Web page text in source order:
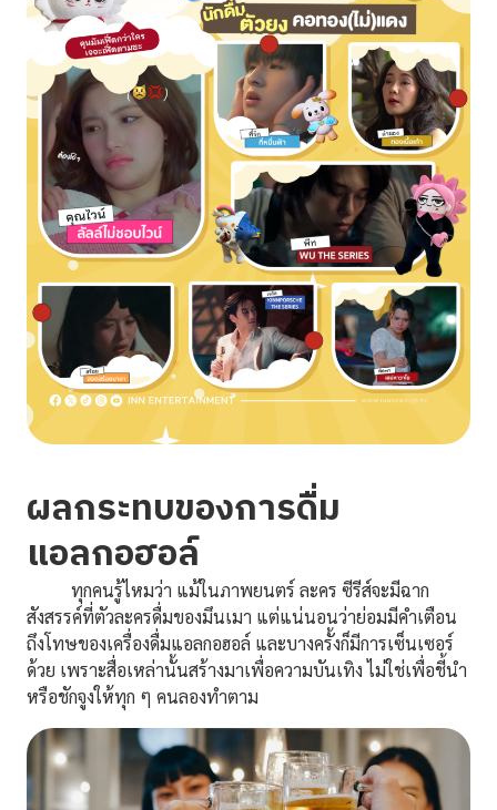
ผลกระทบของการดื่ม
แอลกอฮอล์
ทุกคนรู้ไหมว่า แม้ในภาพยนตร์ ละคร ซีรีส์จะมีฉาก
สังสรรค์ที่ตัวละครดื่มของมึนเมา แต่แน่นอนว่าย่อมมีคำเตือน
ถึงโทษของเครื่องดื่มแอลกอฮอล์ และบางครั้งก็มีการเซ็นเซอร์
ด้วย เพราะสื่อเหล่านั้นสร้างมาเพื่อความบันเทิง ไม่ใช่เพื่อชี้นำ
หรือชักจูงให้ทุก ๆ คนลองทำตาม